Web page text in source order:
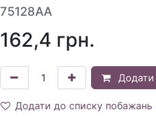
75128AA
162,4 грн.
Додати до списку побажань